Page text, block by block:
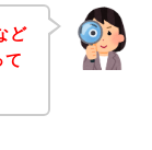
ど
て